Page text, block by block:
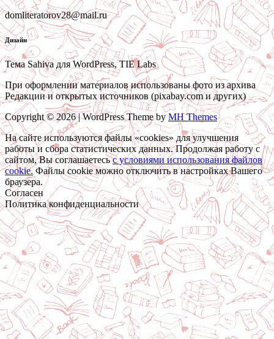
domliteratorov28@mail.ru
Дизайн
Тема Sahiva для WordPress, TIE Labs
При оформлении материалов использованы фото из архива
Редакции и открытых источников (pixabay.com и других)
Copyright © 2026 | WordPress Theme byMH Themes
На сайте используются файлы «cookies» для улучшения
работы и сбора статистических данных. Продолжая работу с
сайтом, Вы соглашаетесьc условиями использования файлов
cookie. Файлы cookie можно отключить в настройках Вашего
браузера.
Согласен
Политика конфиденциальности